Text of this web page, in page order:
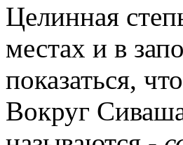
Целинная
местах и в
показаться,
Вокруг